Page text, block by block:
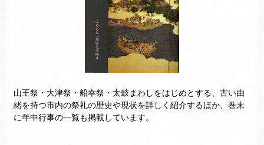
山王祭・大津祭・船幸祭・太鼓まわしをはじめとする、古い由
緒を持つ市内の祭礼の歴史や現状を詳しく紹介するほか、巻末
に年中行事の一覧も掲載しています。